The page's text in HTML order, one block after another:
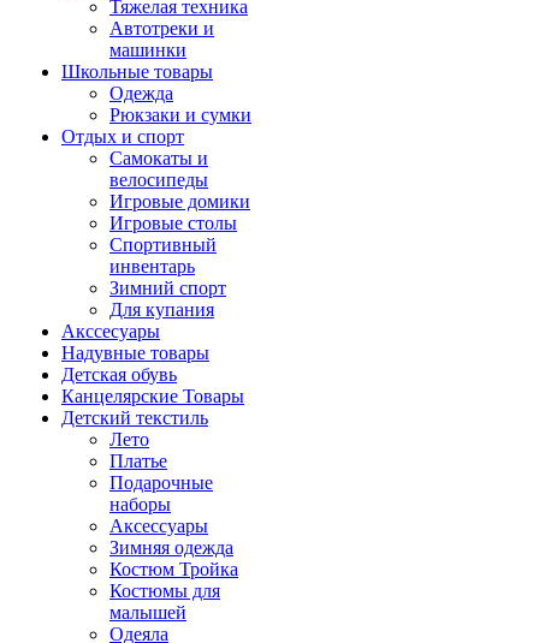
Тяжелая техника
Автотреки и
машинки
Школьные товары
Одежда
Рюкзаки и сумки
Отдых и спорт
Самокаты и
велосипеды
Игровые домики
Игровые столы
Спортивный
инвентарь
Зимний спорт
Для купания
Акссесуары
Надувные товары
Детская обувь
Канцелярские Товары
Детский текстиль
Лето
Платье
Подарочные
наборы
Аксессуары
Зимняя одежда
Костюм Тройка
Костюмы для
малышей
Одеяла